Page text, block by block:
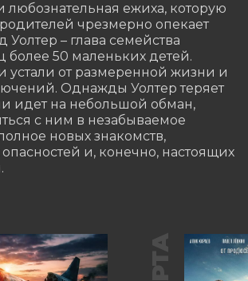
любознательная ежиха, которую
чрезмерно опекает
Уолтер – глава семейства
более 50 маленьких детей.
устали от размеренной жизни и
Однажды Уолтер теряет
идет на небольшой обман,
с ним в незабываемое
новых знакомств,
и, конечно, настоящих